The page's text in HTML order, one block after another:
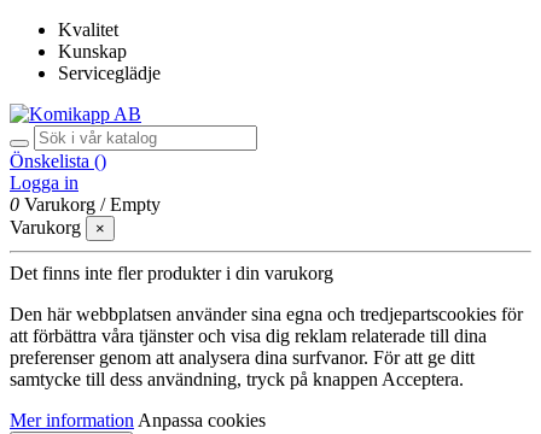
Kvalitet
Kunskap
Serviceglädje
Önskelista ()
Logga in
0 Varukorg /Empty
Varukorg
×
Det finns inte fler produkter i din varukorg
Den här webbplatsen använder sina egna och tredjepartscookies för
att förbättra våra tjänster och visa dig reklam relaterade till dina
preferenser genom att analysera dina surfvanor. För att ge ditt
samtycke till dess användning, tryck på knappen Acceptera.
Mer information Anpassa cookies